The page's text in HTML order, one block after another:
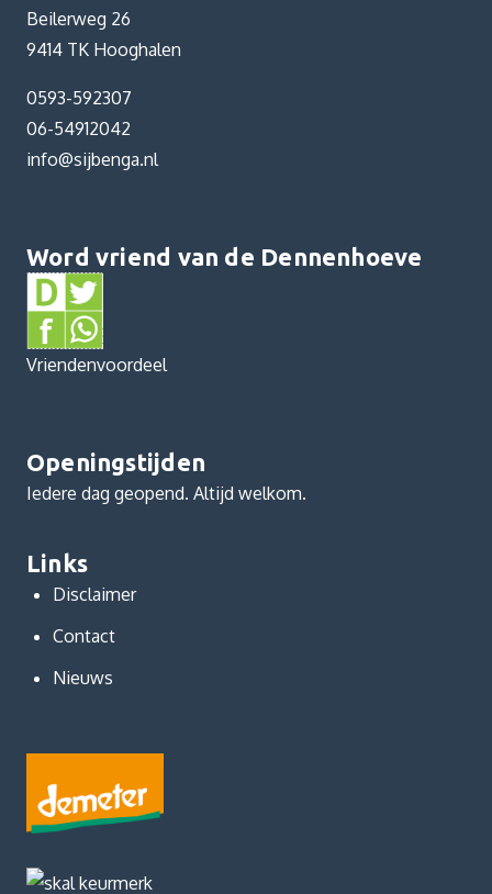
Beilerweg 26
9414 TK Hooghalen
0593-592307
06-54912042
info@sijbenga.nl
Word vriend van de Dennenhoeve
Vriendenvoordeel
Openingstijden
Iedere dag geopend. Altijd welkom.
Links
Disclaimer
Contact
Nieuws